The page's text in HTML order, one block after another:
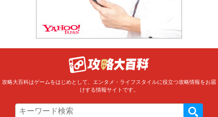
攻略大百科はゲームをはじめとして、エンタメ・ライフスタイルに役立つ攻略情報をお届
けする情報サイトです。